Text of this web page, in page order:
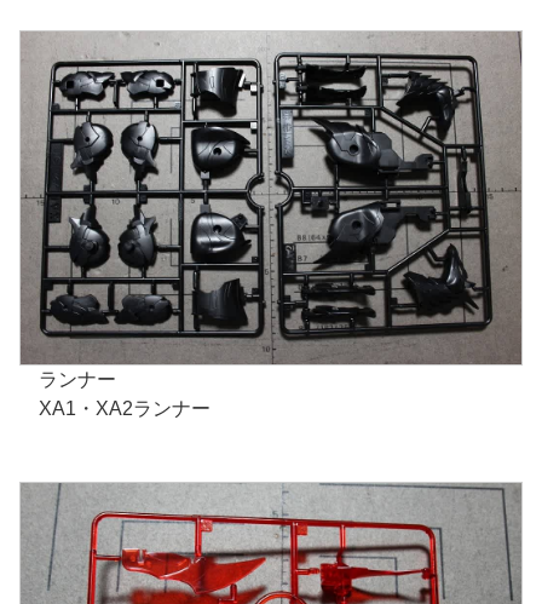
ランナー
XA1・XA2ランナー